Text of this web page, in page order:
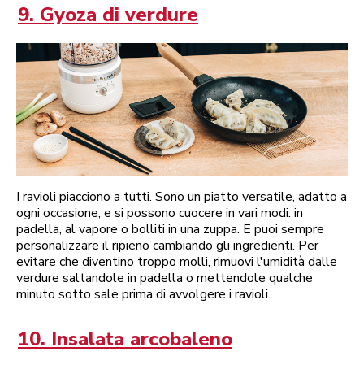
9. Gyoza di verdure
I ravioli piacciono a tutti. Sono un piatto versatile, adatto a
ogni occasione, e si possono cuocere in vari modi: in
padella, al vapore o bolliti in una zuppa. E puoi sempre
personalizzare il ripieno cambiando gli ingredienti. Per
evitare che diventino troppo molli, rimuovi l'umidità dalle
verdure saltandole in padella o mettendole qualche
minuto sotto sale prima di avvolgere i ravioli.
10. Insalata arcobaleno